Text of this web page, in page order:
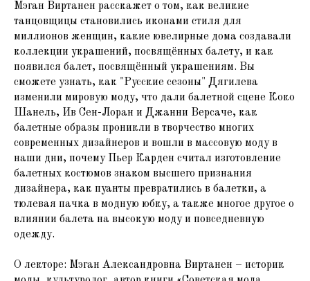
Мэган Виртанен расскажет о том, как великие
танцовщицы становились иконами стиля для
миллионов женщин, какие ювелирные дома создавали
коллекции украшений, посвящённых балету, и как
появился балет, посвящённый украшениям. Вы
сможете узнать, как "Русские сезоны" Дягилева
изменили мировую моду, что дали балетной сцене Коко
Шанель, Ив Сен-Лоран и Джанни Версаче, как
балетные образы проникли в творчество многих
современных дизайнеров и вошли в массовую моду в
наши дни, почему Пьер Карден считал изготовление
балетных костюмов знаком высшего признания
дизайнера, как пуанты превратились в балетки, а
тюлевая пачка в модную юбку, а также многое другое о
влиянии балета на высокую моду и повседневную
одежду.
О лекторе: Мэган Александровна Виртанен – историк